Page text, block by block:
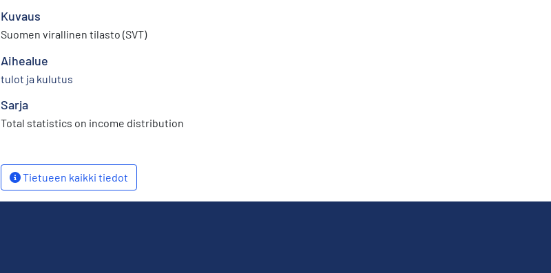
Kuvaus
Suomen virallinen tilasto (SVT)
Aihealue
tulot ja kulutus
Sarja
Total statistics on income distribution
Tietueen kaikki tiedot